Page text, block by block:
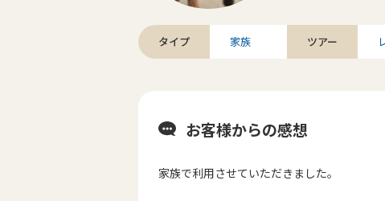
タイプ 家族 ツアー
お客様からの感想
家族で利用させていただきました。